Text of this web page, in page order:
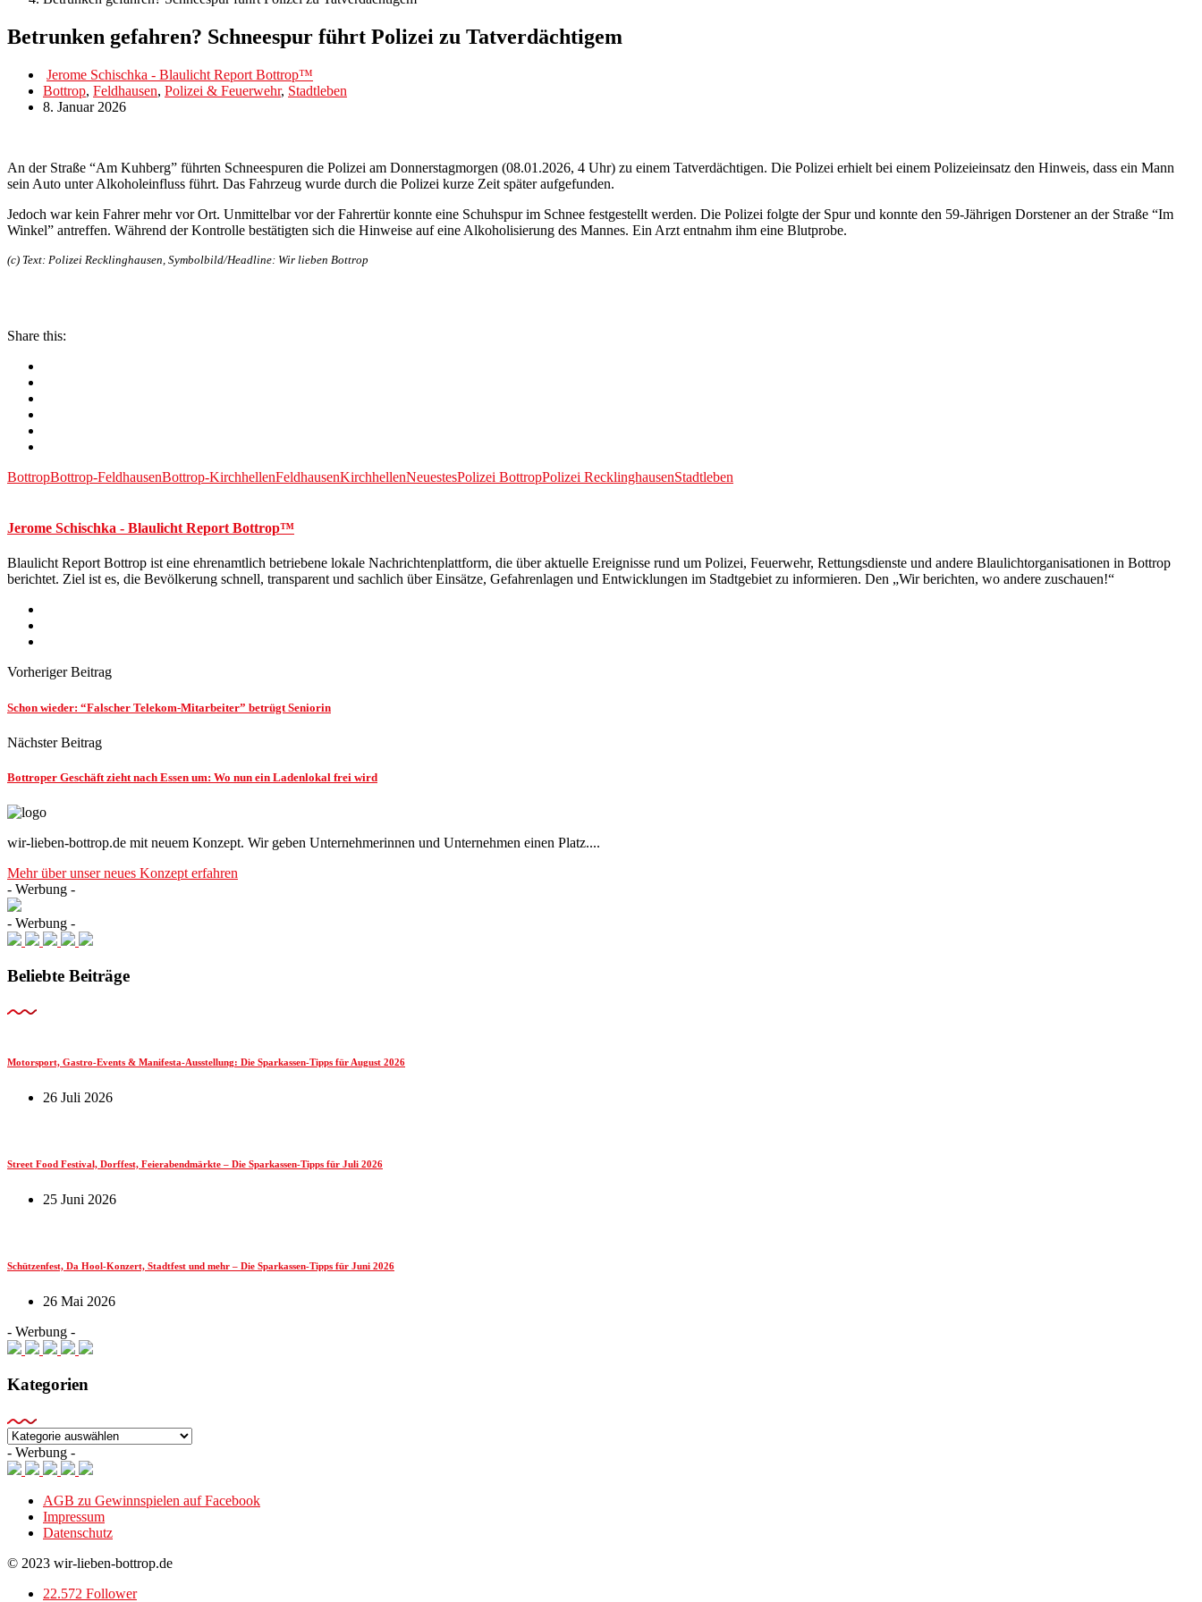
Betrunken gefahren? Schneespur führt Polizei zu Tatverdächtigem
Jerome Schischka - Blaulicht Report Bottrop™
Bottrop, Feldhausen, Polizei & Feuerwehr, Stadtleben
8. Januar 2026
An der Straße “Am Kuhberg” führten Schneespuren die Polizei am Donnerstagmorgen (08.01.2026, 4 Uhr) zu einem Tatverdächtigen. Die Polizei erhielt bei einem Polizeieinsatz den Hinweis, dass ein Mann
sein Auto unter Alkoholeinfluss führt. Das Fahrzeug wurde durch die Polizei kurze Zeit später aufgefunden.
Jedoch war kein Fahrer mehr vor Ort. Unmittelbar vor der Fahrertür konnte eine Schuhspur im Schnee festgestellt werden. Die Polizei folgte der Spur und konnte den 59-Jährigen Dorstener an der Straße “Im
Winkel” antreffen. Während der Kontrolle bestätigten sich die Hinweise auf eine Alkoholisierung des Mannes. Ein Arzt entnahm ihm eine Blutprobe.
(c) Text: Polizei Recklinghausen, Symbolbild/Headline: Wir lieben Bottrop
Share this:
BottropBottrop-FeldhausenBottrop-KirchhellenFeldhausenKirchhellenNeuestesPolizei BottropPolizei RecklinghausenStadtleben
Jerome Schischka - Blaulicht Report Bottrop™
Blaulicht Report Bottrop ist eine ehrenamtlich betriebene lokale Nachrichtenplattform, die über aktuelle Ereignisse rund um Polizei, Feuerwehr, Rettungsdienste und andere Blaulichtorganisationen in Bottrop
berichtet. Ziel ist es, die Bevölkerung schnell, transparent und sachlich über Einsätze, Gefahrenlagen und Entwicklungen im Stadtgebiet zu informieren. Den „Wir berichten, wo andere zuschauen!“
Vorheriger Beitrag
Schon wieder: “Falscher Telekom-Mitarbeiter” betrügt Seniorin
Nächster Beitrag
Bottroper Geschäft zieht nach Essen um: Wo nun ein Ladenlokal frei wird
wir-lieben-bottrop.de mit neuem Konzept. Wir geben Unternehmerinnen und Unternehmen einen Platz....
Mehr über unser neues Konzept erfahren
- Werbung -
- Werbung -
Beliebte Beiträge
Motorsport, Gastro-Events & Manifesta-Ausstellung: Die Sparkassen-Tipps für August 2026
26 Juli 2026
Street Food Festival, Dorffest, Feierabendmärkte – Die Sparkassen-Tipps für Juli 2026
25 Juni 2026
Schützenfest, Da Hool-Konzert, Stadtfest und mehr – Die Sparkassen-Tipps für Juni 2026
26 Mai 2026
- Werbung -
Kategorien
Kategorien
- Werbung -
AGB zu Gewinnspielen auf Facebook
Impressum
Datenschutz
© 2023 wir-lieben-bottrop.de
22.572 Follower